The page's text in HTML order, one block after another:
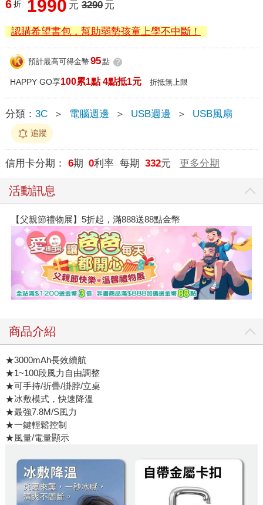
6 折 1990 元 3290 元
認購希望書包，幫助弱勢孩童上學不中斷！
預計最高可得金幣 95點 ?
HAPPY GO享100累1點 4點抵1元 折抵無上限
分類： 3C ＞ 電腦週邊 ＞ USB週邊 ＞ USB風扇
追蹤
信用卡分期： 6期 0利率 每期 332元 更多分期
活動訊息
【父親節禮物展】5折起，滿888送88點金幣
商品介紹
★3000mAh長效續航
★1~100段風力自由調整
★可手持/折疊/掛脖/立桌
★冰敷模式，快速降溫
★最強7.8M/S風力
★一鍵輕鬆控制
★風量/電量顯示